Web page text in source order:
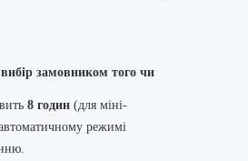
замовником того чи
8 годин(для міні-
режимі